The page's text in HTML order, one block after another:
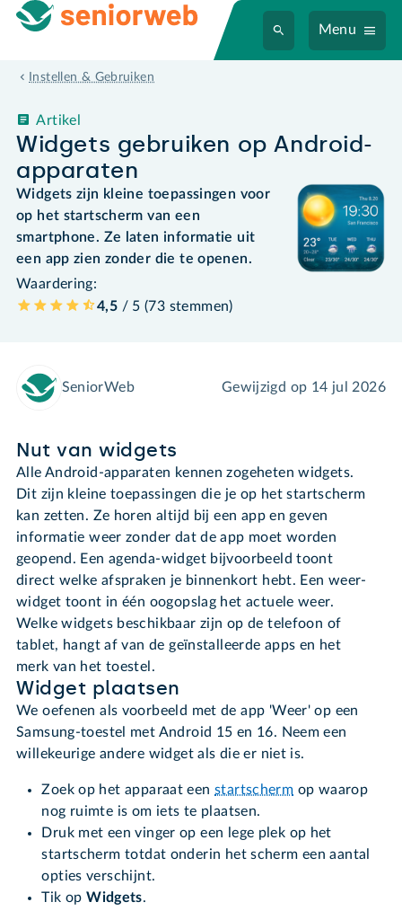
Menu
Instellen & Gebruiken
Widgets gebruiken op Android-
apparaten
Artikel
Widgets zijn kleine toepassingen voor
op het startscherm van een
smartphone. Ze laten informatie uit
een app zien zonder die te openen.
Waardering:
4,5 / 5 (73 stemmen)
SeniorWeb Gewijzigd op 14 jul 2026
Nut van widgets
Alle Android-apparaten kennen zogeheten widgets.
Dit zijn kleine toepassingen die je op het startscherm
kan zetten. Ze horen altijd bij een app en geven
informatie weer zonder dat de app moet worden
geopend. Een agenda-widget bijvoorbeeld toont
direct welke afspraken je binnenkort hebt. Een weer-
widget toont in één oogopslag het actuele weer.
Welke widgets beschikbaar zijn op de telefoon of
tablet, hangt af van de geïnstalleerde apps en het
merk van het toestel.
Widget plaatsen
We oefenen als voorbeeld met de app 'Weer' op een
Samsung-toestel met Android 15 en 16. Neem een
willekeurige andere widget als die er niet is.
Zoek op het apparaat een startscherm op waarop
nog ruimte is om iets te plaatsen.
Druk met een vinger op een lege plek op het
startscherm totdat onderin het scherm een aantal
opties verschijnt.
Tik opWidgets.